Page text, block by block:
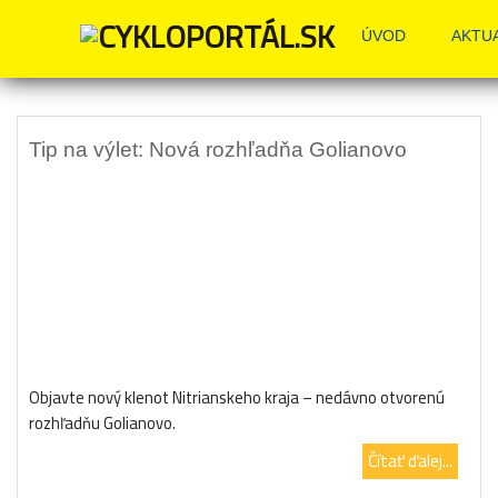
ÚVOD
Tip na výlet: Nová rozhľadňa Golianovo
Objavte nový klenot Nitrianskeho kraja – nedávno otvorenú
rozhľadňu Golianovo.
Čítať ďalej...